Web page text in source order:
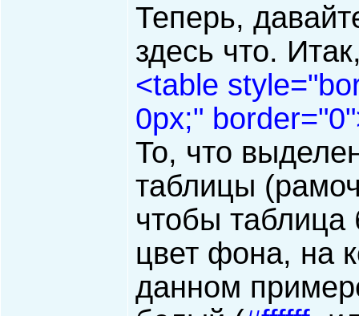
Теперь,
здесь что.
<table
0px;"
То, что
таблицы
чтобы
цвет фона, на
данном